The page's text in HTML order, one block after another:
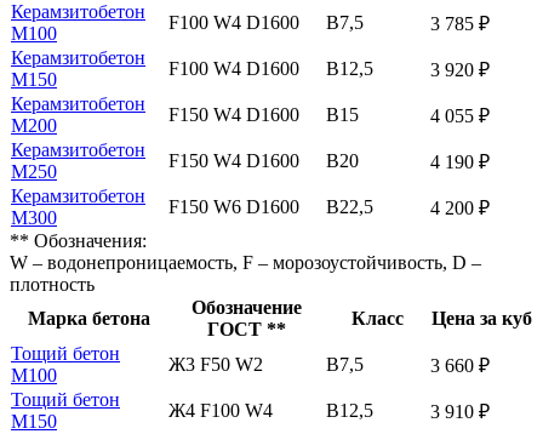
Керамзитобетон
М100
F100 W4 D1600 В7,5
3 785 ₽
Керамзитобетон
М150
F100 W4 D1600 В12,5
3 920 ₽
Керамзитобетон
М200
F150 W4 D1600 В15
4 055 ₽
Керамзитобетон
М250
F150 W4 D1600 В20
4 190 ₽
Керамзитобетон
М300
F150 W6 D1600 В22,5
4 200 ₽
** Обозначения:
W – водонепроницаемость, F – морозоустойчивость, D –
плотность
Марка бетона
Обозначение
ГОСТ **
Класс
Цена за куб
Тощий бетон
М100
Ж3 F50 W2 В7,5
3 660 ₽
Тощий бетон
М150
Ж4 F100 W4 В12,5
3 910 ₽